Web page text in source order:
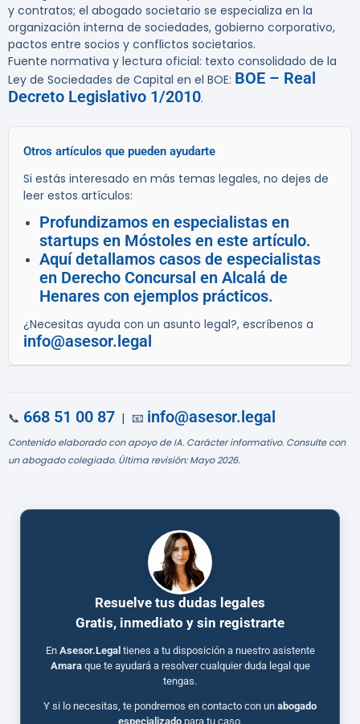
y contratos; el abogado societario se especializa en la
organización interna de sociedades, gobierno corporativo,
pactos entre socios y conflictos societarios.
Fuente normativa y lectura oficial: texto consolidado de la
Ley de Sociedades de Capital en el BOE: BOE – Real
Decreto Legislativo 1/2010.
Otros artículos que pueden ayudarte
Si estás interesado en más temas legales, no dejes de
leer estos artículos:
Profundizamos en especialistas en
startups en Móstoles en este artículo.
Aquí detallamos casos de especialistas
en Derecho Concursal en Alcalá de
Henares con ejemplos prácticos.
¿Necesitas ayuda con un asunto legal?, escríbenos a
info@asesor.legal
📞 668 51 00 87 | 📧 info@asesor.legal
Contenido elaborado con apoyo de IA. Carácter informativo. Consulte con
un abogado colegiado. Última revisión: Mayo 2026.
Resuelve tus dudas legales
Gratis, inmediato y sin registrarte
En Asesor.Legal tienes a tu disposición a nuestro asistente
Amaraque te ayudará a resolver cualquier duda legal que
tengas.
Y si lo necesitas, te pondremos en contacto con un abogado
especializadopara tu caso.